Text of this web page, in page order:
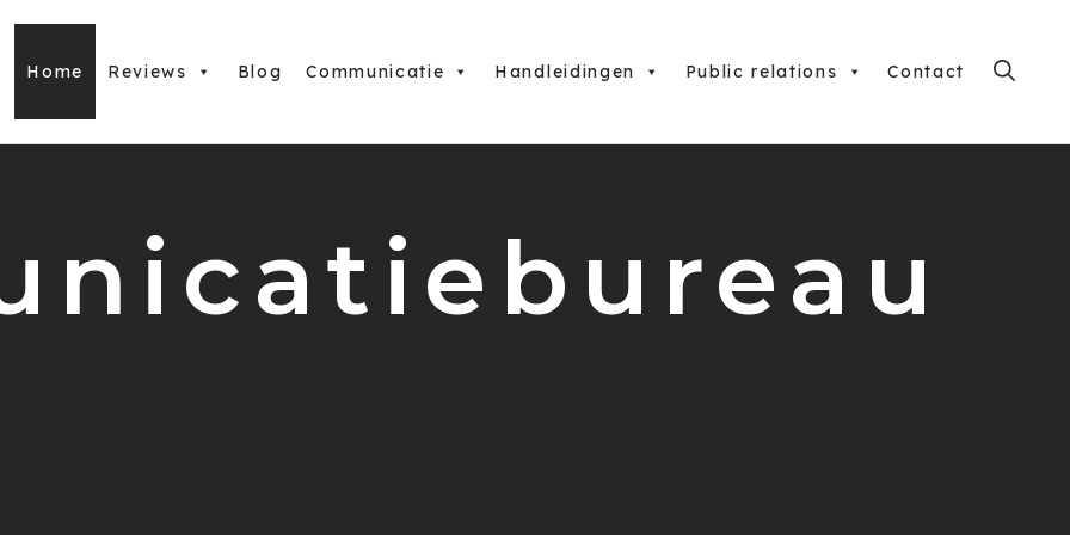
Home Blog Communicatie Handleidingen Public relations
Reviews Contact